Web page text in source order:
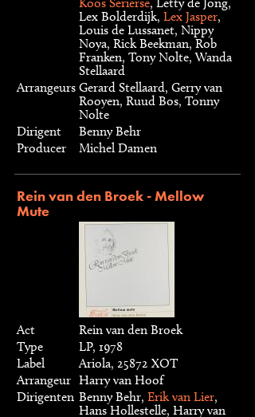
Lex Bolderdijk, Lex Jasper,
Louis de Lussanet, Nippy
Noya, Rick Beekman, Rob
Franken, Tony Nolte, Wanda
Stellaard
Arrangeurs Gerard Stellaard, Gerry van
Rooyen, Ruud Bos, Tonny
Nolte
Dirigent
Benny Behr
Producer
Michel Damen
Rein van den Broek - Mellow
Mute
Act
Rein van den Broek
Type
LP, 1978
Label
Ariola, 25872 XOT
Arrangeur Harry van Hoof
Dirigenten Benny Behr, Erik van Lier,
Hans Hollestelle, Harry van